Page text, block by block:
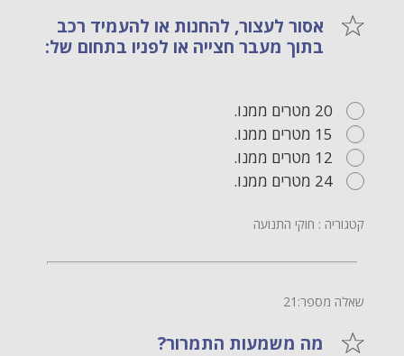
אסור לעצור, להחנות או להעמיד רכב
בתוך מעבר חצייה או לפניו בתחום של:
20 מטרים ממנו.
15 מטרים ממנו.
12 מטרים ממנו.
24 מטרים ממנו.
קטגוריה : חוקי התנועה
שאלה מספר:21
מה משמעות התמרור?